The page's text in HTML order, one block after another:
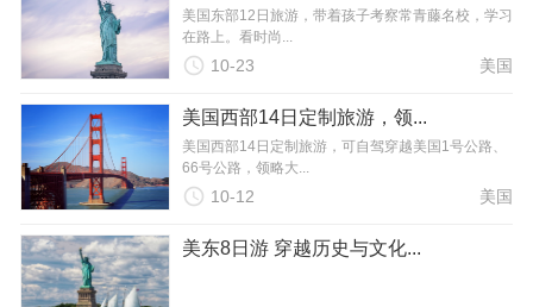
美国东部12日旅游，带着孩子考察常青藤名校，学习
在路上。看时尚...
 10-23 美国
美国西部14日定制旅游，领...
美国西部14日定制旅游，可自驾穿越美国1号公路、
66号公路，领略大...
 10-12 美国
美东8日游 穿越历史与文化...